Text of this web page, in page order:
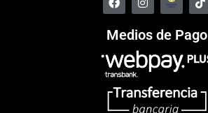
Medios de Pago